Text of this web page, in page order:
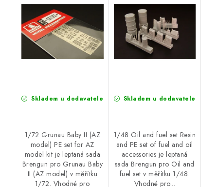
Skladem u dodavatele
1/72 Grunau Baby II (AZ
model) PE set for AZ
model kit je leptaná sada
Brengun pro Grunau Baby
II (AZ model) v měřítku
1/72. Vhodné pro
accessories
Skladem u dodavatele
1/48 Oil and fuel set Resin
and PE set of fuel and oil
accessories je leptaná
sada Brengun pro Oil and
fuel set v měřítku 1/48.
Vhodné pro...